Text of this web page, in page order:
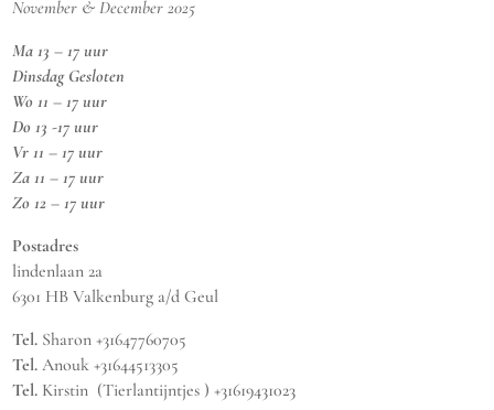
November & December 2025
Ma 13 – 17 uur
Dinsdag Gesloten
Wo 11 – 17 uur
Do 13 -17 uur
Vr 11 – 17 uur
Za 11 – 17 uur
Zo 12 – 17 uur
Postadres
lindenlaan 2a
6301 HB Valkenburg a/d Geul
Tel. Sharon +31647760705
Tel. Anouk +31644513305
Tel. Kirstin (Tierlantijntjes ) +31619431023